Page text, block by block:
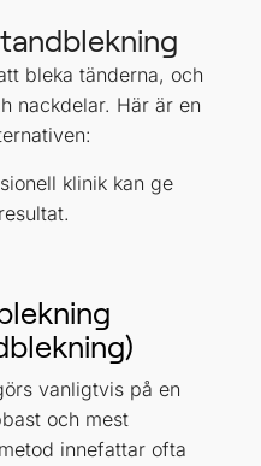
bleka tänderna, och
nackdelar. Här är en
klinik kan ge
vanligtvis på en
och mest
innefattar ofta